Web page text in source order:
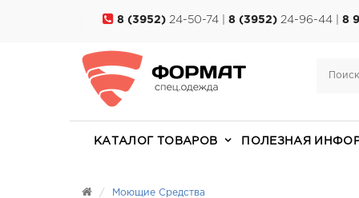
8 (3952) 24-50-74 | 8 (3952) 24-96-44 | 8
КАТАЛОГ ТОВАРОВ ПОЛЕЗНАЯ
Моющие Средства